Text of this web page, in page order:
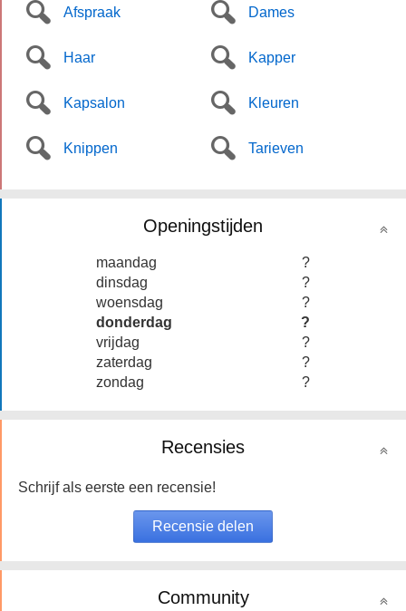
Afspraak Dames
Haar Kapper
Kapsalon Kleuren
Knippen Tarieven
Openingstijden
maandag
?
dinsdag
?
woensdag
?
donderdag
?
vrijdag
?
zaterdag
?
zondag
?
Recensies
Schrijf als eerste een recensie!
Community